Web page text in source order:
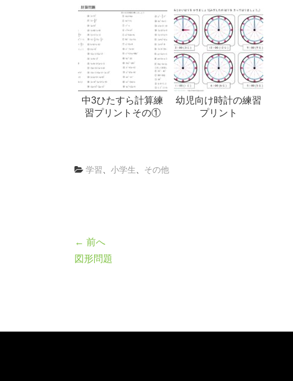
中3ひたすら計算練
習プリントその①
幼児向け時計の練習
プリント
学習 小学生 その他
← 前へ
図形問題